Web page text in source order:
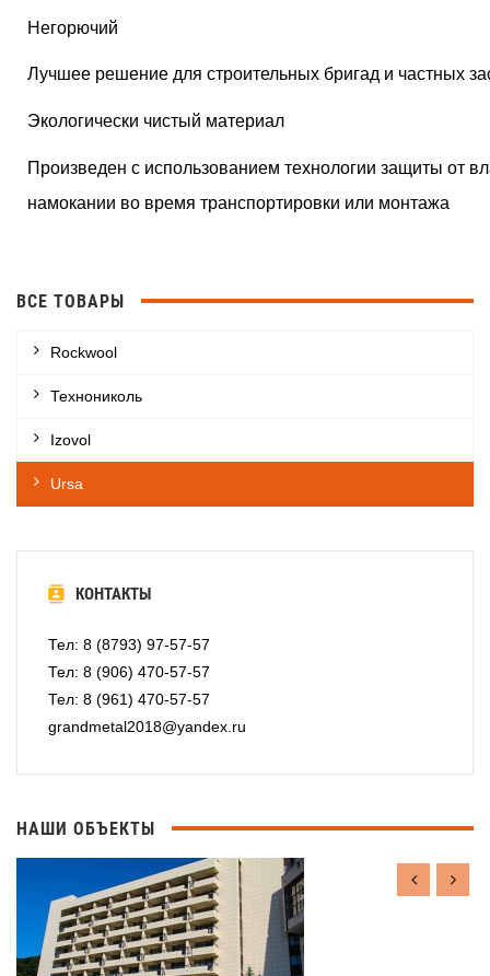
Негорючий
Лучшее решение для строительных бригад и частных
Экологически чистый материал
Произведен с использованием технологии защиты от
намокании во время транспортировки или монтажа
ВСЕ ТОВАРЫ
Rockwool
Технониколь
Izovol
Ursa
КОНТАКТЫ
Тел: 8 (8793) 97-57-57
Тел: 8 (906) 470-57-57
Тел: 8 (961) 470-57-57
grandmetal2018@yandex.ru
НАШИ ОБЪЕКТЫ